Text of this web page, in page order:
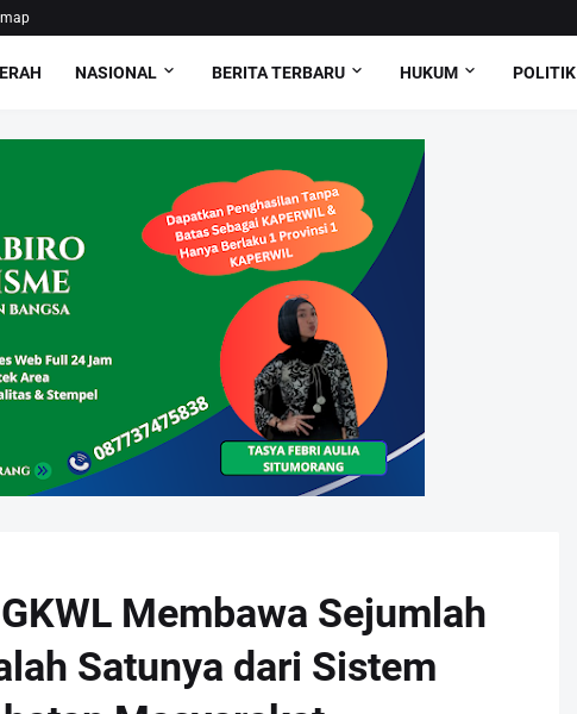
NASIONAL BERITA TERBARU HUKUM POLITIK
Membawa Sejumlah
Satunya dari Sistem